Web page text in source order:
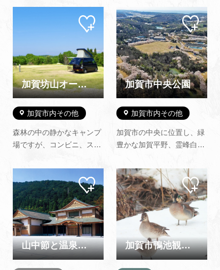
す。イチゴ、ブドウ、リン
ゴなどその他旬のフルーツ
がその場でもぎとり食べ放
りのバーベキューも好評で
す。お腹ごなしにパークゴ
ルフ18ホールのプレイもご
利用できま…
園内の拠点施設「あいうえ
お学舎」では、無料休憩所
「もりのテラス」でカフェ
や地元産品の販売、２…
加賀坊山オートキャンプ場
加賀市内その他
森林の中の静かなキャンプ
場ですが、コンビニ、スー
5分圏内、片山津温泉、山
代温泉までは15分圏内とア
クセスがとても便利。大型
テントも設営OKの広々と
したサイトです。能登や金
沢、福井や富山など、北陸
観光の拠点としてもご利用
できます。
マイ
ペー
加賀市中央公園
加賀市内その他
加賀市の中央に位置し、緑
豊かな加賀平野、霊峰白山
す。 施設は、レクリエーシ
ョンゾーン、歴史民族ゾー
ン、運動ゾーンの三つに分
かれおり、レクリエーショ
ンゾーンには、芝生広場、
野外音楽堂、彫刻の森など
の施設があり、市民の憩い
の場…
マイ
ペー
ジに
追加
山中節と温泉の館 山中座
マイ
ペー
ジに
追加
加賀市鴨池観察館
マイ
ペー
ジに
追加